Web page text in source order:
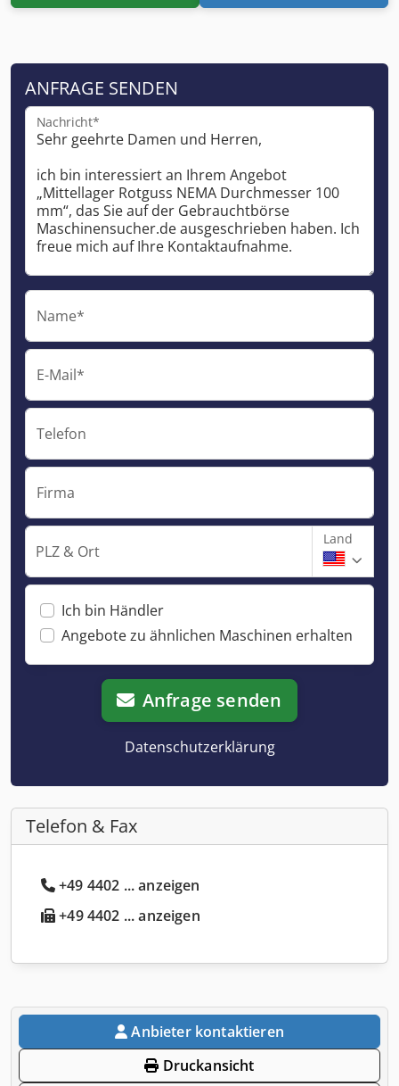
ANFRAGE SENDEN
Nachricht*
Name*
E-Mail*
Telefon
Firma
PLZ & Ort
Land
Ich bin Händler
Angebote zu ähnlichen Maschinen erhalten
Anfrage senden
Datenschutzerklärung
Telefon & Fax
+49 4402 ... anzeigen
+49 4402 ... anzeigen
Anbieter kontaktieren
Druckansicht